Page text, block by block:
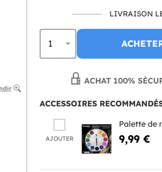
LIVRAISON
ACHAT 100%
ACCESSOIRES
AJOUTER
Palette de
9,99 €